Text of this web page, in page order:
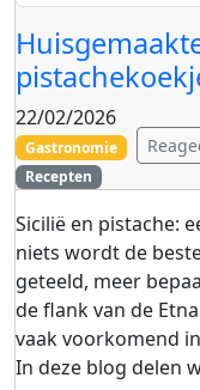
22/02/2026
Gastronomie
Recepten
Sicilië en pistache:
niets wordt de
geteeld, meer
de flank van de
vaak voorkomend
In deze blog delen